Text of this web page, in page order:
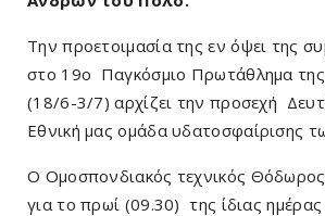
Την προετοιμασία της εν όψει της
στο 19ο Παγκόσμιο Πρωτάθλημα
(18/6-3/7) αρχίζει την προσεχή
Εθνική μας ομάδα υδατοσφαίρισης
Ο Ομοσπονδιακός τεχνικός
για το πρωί (09.30) της ίδιας